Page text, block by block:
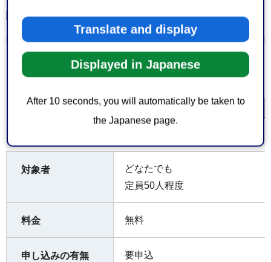
Translate and display
Displayed in Japanese
After 10 seconds, you will automatically be taken to
the Japanese page.
対象者
どなたでも
定員50人程度
料金 無料
申し込みの有無 要申込